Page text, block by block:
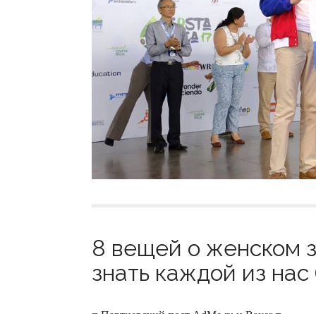
8 вещей о женском
знать каждой из нас